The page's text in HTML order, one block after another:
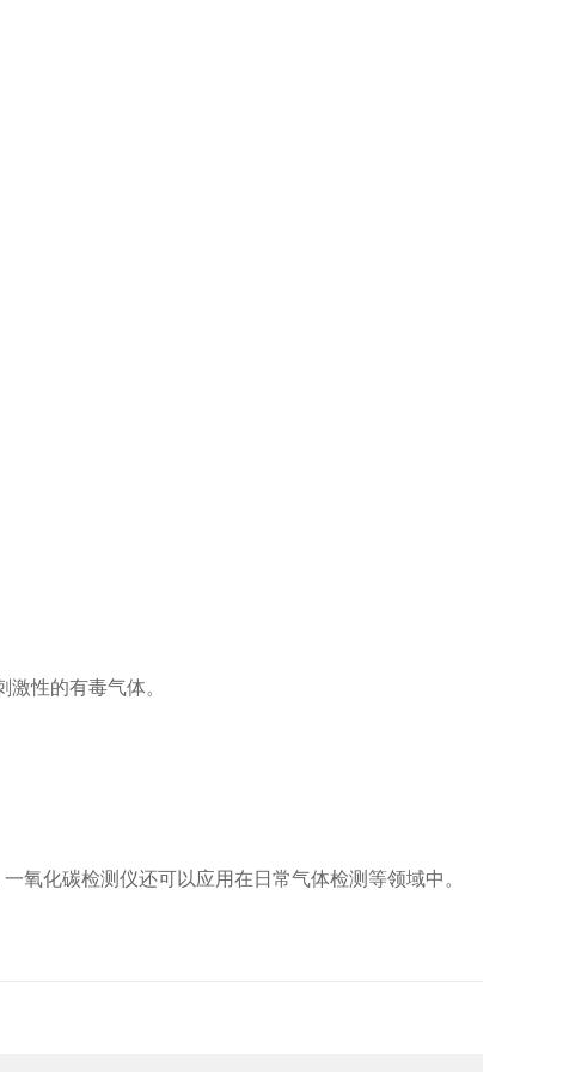
性的有毒气体。
氧化碳检测仪还可以应用在日常气体检测等领域中。